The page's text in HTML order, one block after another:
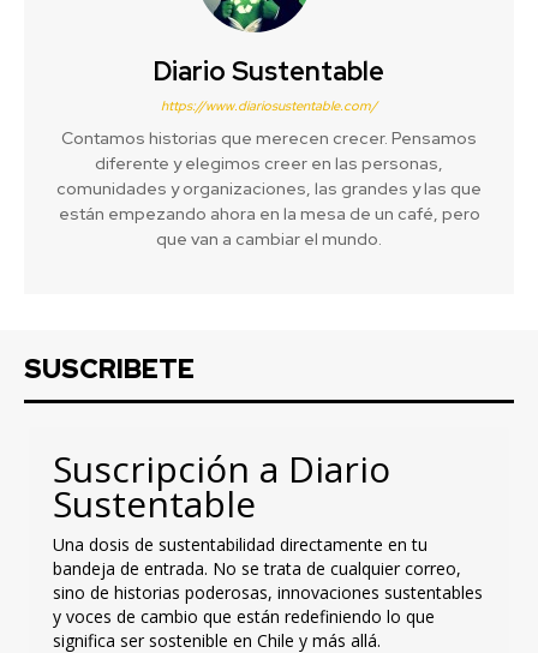
Diario Sustentable
https://www.diariosustentable.com/
Contamos historias que merecen crecer. Pensamos
diferente y elegimos creer en las personas,
comunidades y organizaciones, las grandes y las que
están empezando ahora en la mesa de un café, pero
que van a cambiar el mundo.
SUSCRIBETE
Suscripción a Diario
Sustentable
Una dosis de sustentabilidad directamente en tu
bandeja de entrada. No se trata de cualquier correo,
sino de historias poderosas, innovaciones sustentables
y voces de cambio que están redefiniendo lo que
significa ser sostenible en Chile y más allá.